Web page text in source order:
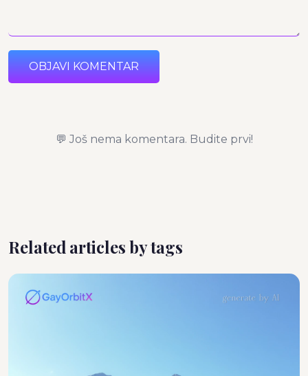
OBJAVI KOMENTAR
💬 Još nema komentara. Budite prvi!
Related articles by tags